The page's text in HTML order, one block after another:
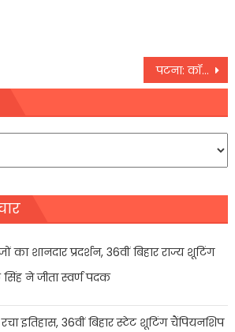
पटना: कॉलेजों के प्रबंधन की मनमानी पर कसा शिकंजा
का शानदार प्रदर्शन, 36वीं बिहार राज्य शूटिंग
ने जीता स्वर्ण पदक
इतिहास, 36वीं बिहार स्टेट शूटिंग चैंपियनशिप